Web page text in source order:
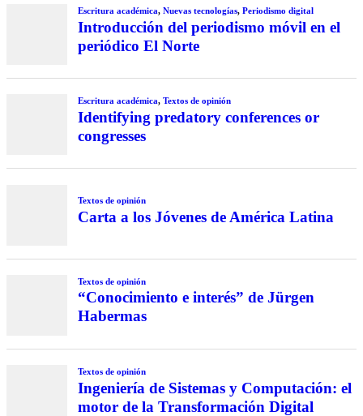
Escritura académica, Nuevas tecnologías, Periodismo digital
Introducción del periodismo móvil en el
periódico El Norte
Escritura académica, Textos de opinión
Identifying predatory conferences or
congresses
Textos de opinión
Carta a los Jóvenes de América Latina
Textos de opinión
“Conocimiento e interés” de Jürgen
Habermas
Textos de opinión
Ingeniería de Sistemas y Computación: el
motor de la Transformación Digital